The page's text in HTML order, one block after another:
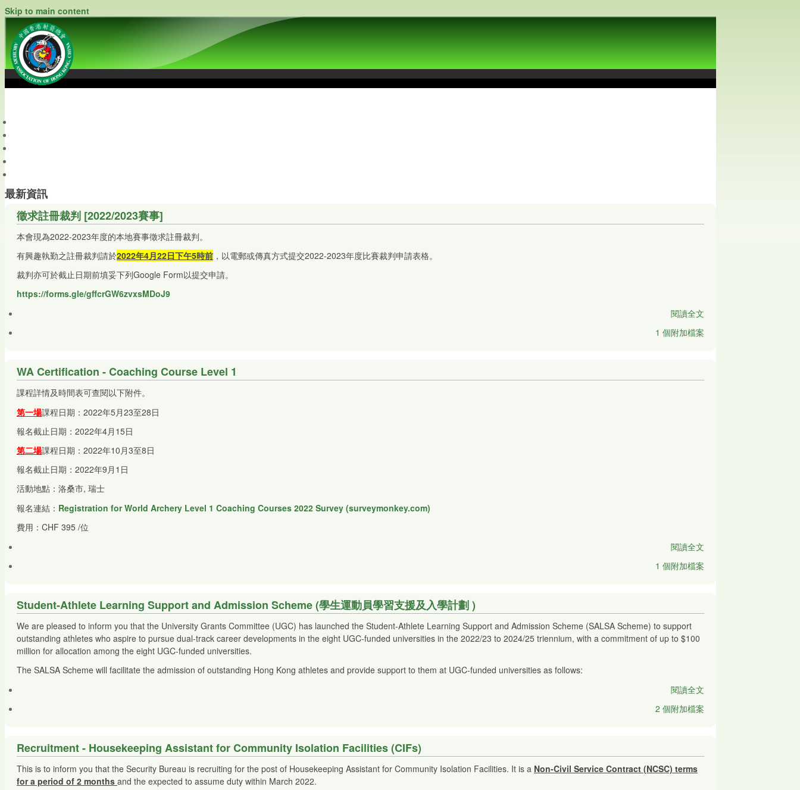
Skip to main content
最新資訊
徵求註冊裁判 [2022/2023賽事]
本會現為2022-2023年度的本地賽事徵求註冊裁判。
有興趣執勤之註冊裁判請於2022年4月22日下午5時前 ，以電郵或傳真方式提交2022-2023年度比賽裁判申請表格。
裁判亦可於截止日期前填妥下列Google Form以提交申請。
https://forms.gle/gffcrGW6zvxsMDoJ9
閱讀全文
1 個附加檔案
WA Certification - Coaching Course Level 1
課程詳情及時間表可查閱以下附件。
第一場課程日期：2022年5月23至28日
報名截止日期：2022年4月15日
第二場課程日期：2022年10月3至8日
報名截止日期：2022年9月1日
活動地點：洛桑市, 瑞士
報名連結： Registration for World Archery Level 1 Coaching Courses 2022 Survey (surveymonkey.com)
費用：CHF 395 /位
閱讀全文
1 個附加檔案
Student-Athlete Learning Support and Admission Scheme (學生運動員學習支援及入學計劃 )
We are pleased to inform you that the University Grants Committee (UGC) has launched the Student-Athlete Learning Support and Admission Scheme (SALSA Scheme) to support
outstanding athletes who aspire to pursue dual-track career developments in the eight UGC-funded universities in the 2022/23 to 2024/25 triennium, with a commitment of up to $100
million for allocation among the eight UGC-funded universities.
The SALSA Scheme will facilitate the admission of outstanding Hong Kong athletes and provide support to them at UGC-funded universities as follows:
閱讀全文
2 個附加檔案
Recruitment - Housekeeping Assistant for Community Isolation Facilities (CIFs)
This is to inform you that the Security Bureau is recruiting for the post of Housekeeping Assistant for Community Isolation Facilities. It is a Non-Civil Service Contract (NCSC) terms
for a period of 2 months and the expected to assume duty within March 2022.